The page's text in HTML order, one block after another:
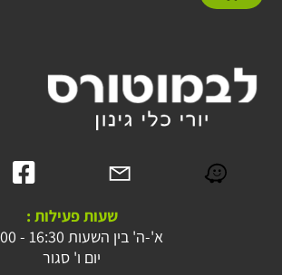
שעות פעילות :
א'-ה' בין השעות 16:30 - 09:00
יום ו' סגור